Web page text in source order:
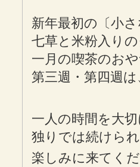
新年最初の〔小
七草と米粉入り
一月の喫茶のお
第三週・第四週
一人の時間を大
独りでは続けら
楽しみに来てく